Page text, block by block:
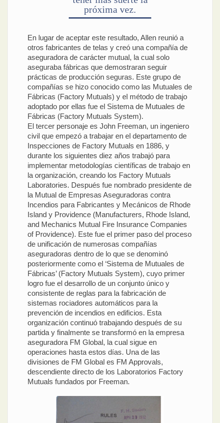
próxima vez.
En lugar de aceptar este resultado, Allen reunió a
otros fabricantes de telas y creó una compañía de
aseguradora de carácter mutual, la cual solo
aseguraba fábricas que demostraran seguir
prácticas de producción seguras. Este grupo de
compañías se hizo conocido como las Mutuales de
Fábricas (Factory Mutuals) y el método de trabajo
adoptado por ellas fue el Sistema de Mutuales de
Fábricas (Factory Mutuals System).
El tercer personaje es John Freeman, un ingeniero
civil que empezó a trabajar en el departamento de
Inspecciones de Factory Mutuals en 1886, y
durante los siguientes diez años trabajó para
implementar metodologías científicas de trabajo en
la organización, creando los Factory Mutuals
Laboratories. Después fue nombrado presidente de
la Mutual de Empresas Aseguradoras contra
Incendios para Fabricantes y Mecánicos de Rhode
Island y Providence (Manufacturers, Rhode Island,
and Mechanics Mutual Fire Insurance Companies
of Providence). Este fue el primer paso del proceso
de unificación de numerosas compañías
aseguradoras dentro de lo que se denominó
posteriormente como el ‘Sistema de Mutuales de
Fábricas’ (Factory Mutuals System), cuyo primer
logro fue el desarrollo de un conjunto único y
consistente de reglas para la fabricación de
sistemas rociadores automáticos para la
prevención de incendios en edificios. Esta
organización continuó trabajando después de su
partida y finalmente se transformó en la empresa
aseguradora FM Global, la cual sigue en
operaciones hasta estos días. Una de las
divisiones de FM Global es FM Approvals,
descendiente directo de los Laboratorios Factory
Mutuals fundados por Freeman.